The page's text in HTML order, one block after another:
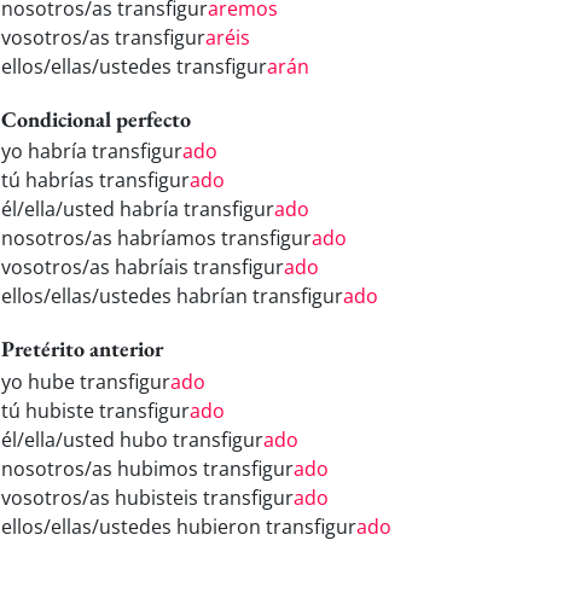
nosotros/as transfiguraremos
vosotros/as transfiguraréis
ellos/ellas/ustedes transfigurarán
Condicional perfecto
yo habría transfigurado
tú habrías transfigurado
él/ella/usted habría transfigurado
nosotros/as habríamos transfigurado
vosotros/as habríais transfigurado
ellos/ellas/ustedes habrían transfigurado
Pretérito anterior
yo hube transfigurado
tú hubiste transfigurado
él/ella/usted hubo transfigurado
nosotros/as hubimos transfigurado
vosotros/as hubisteis transfigurado
ellos/ellas/ustedes hubieron transfigurado